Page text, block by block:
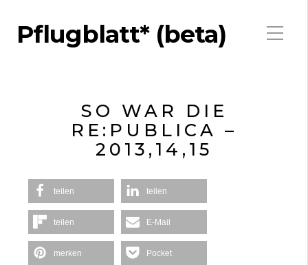
Pflugblatt* (beta)
SO WAR DIE
RE:PUBLICA –
2013,14,15
teilen teilen
teilen E-Mail
merken Pocket